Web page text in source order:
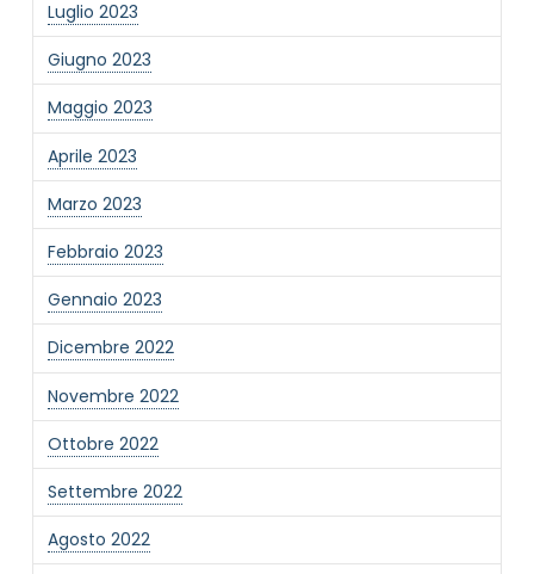
Luglio 2023
Giugno 2023
Maggio 2023
Aprile 2023
Marzo 2023
Febbraio 2023
Gennaio 2023
Dicembre 2022
Novembre 2022
Ottobre 2022
Settembre 2022
Agosto 2022